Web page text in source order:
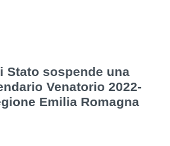
Stato sospende una
Venatorio 2022-
Emilia Romagna